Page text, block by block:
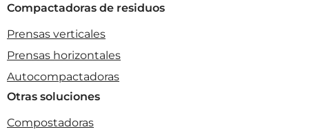
Compactadoras de residuos
Prensas verticales
Prensas horizontales
Autocompactadoras
Otras soluciones
Compostadoras